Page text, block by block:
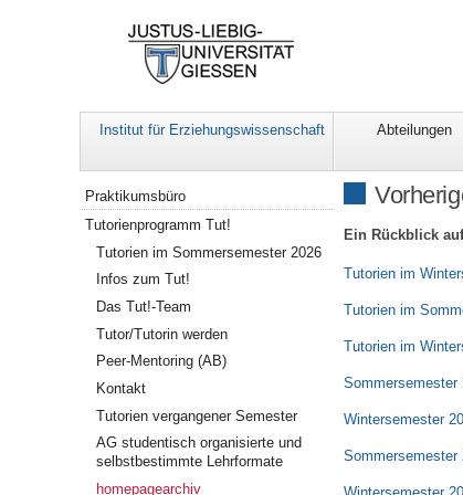
Institut für Erziehungswissenschaft Abteilungen
Ein Rückblick
Tutorien im
Tutorien im
Tutorien im
Sommersemester
Wintersemester
Sommersemester
Navigation
Praktikumsbüro
Tutorienprogramm Tut!
Tutorien im Sommersemester 2026
Infos zum Tut!
Das Tut!-Team
Tutor/Tutorin werden
Peer-Mentoring (AB)
Kontakt
Tutorien vergangener Semester
AG studentisch organisierte und
selbstbestimmte Lehrformate
homepagearchiv